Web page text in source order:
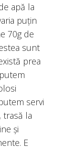
apă la
puțin
70g de
sunt
prea
servi
trasă la
și
E